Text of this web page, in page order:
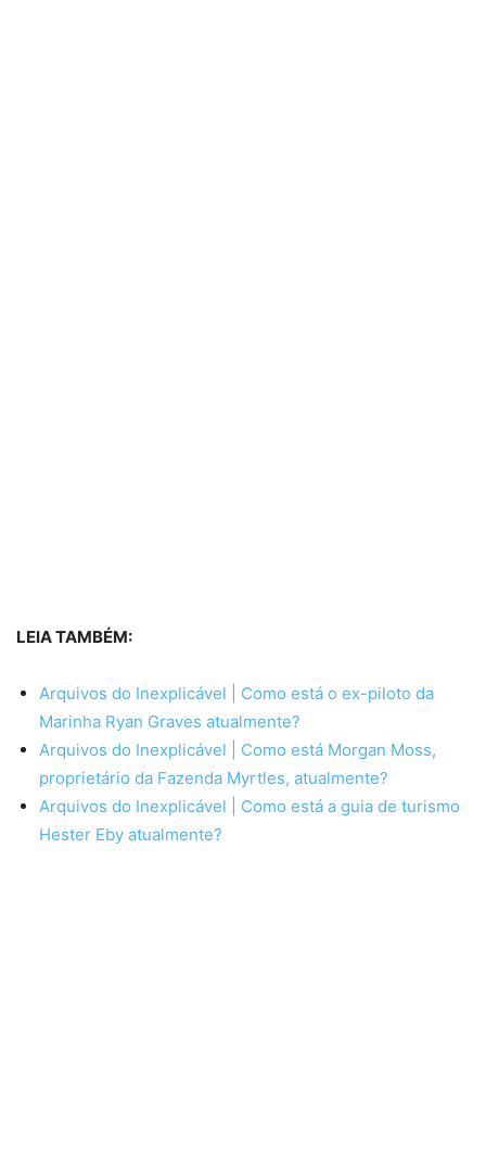
LEIA TAMBÉM:
Arquivos do Inexplicável | Como está o ex-piloto da
Marinha Ryan Graves atualmente?
Arquivos do Inexplicável | Como está Morgan Moss,
proprietário da Fazenda Myrtles, atualmente?
Arquivos do Inexplicável | Como está a guia de turismo
Hester Eby atualmente?